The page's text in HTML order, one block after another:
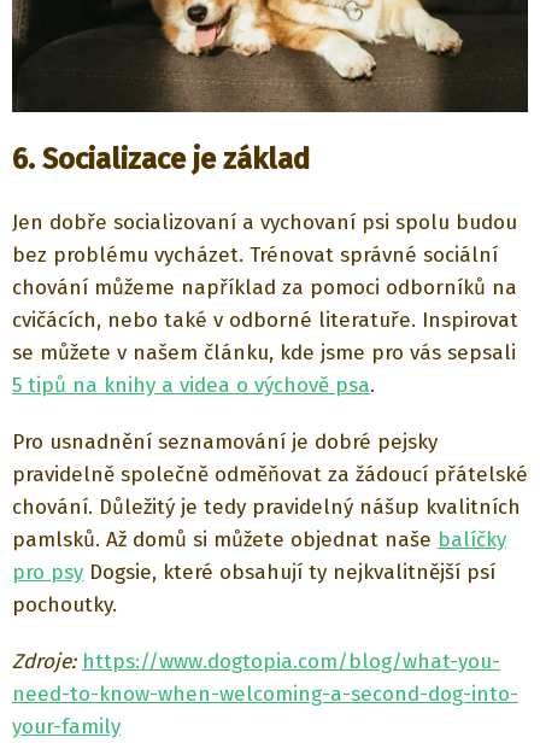
6. Socializace je základ
Jen dobře socializovaní a vychovaní psi spolu budou
bez problému vycházet. Trénovat správné sociální
chování můžeme například za pomoci odborníků na
cvičácích, nebo také v odborné literatuře. Inspirovat
se můžete v našem článku, kde jsme pro vás sepsali
5 tipů na knihy a videa o výchově psa.
Pro usnadnění seznamování je dobré pejsky
pravidelně společně odměňovat za žádoucí přátelské
chování. Důležitý je tedy pravidelný nášup kvalitních
pamlsků. Až domů si můžete objednat naše balíčky
pro psy Dogsie, které obsahují ty nejkvalitnější psí
pochoutky.
Zdroje: https://www.dogtopia.com/blog/what-you-
need-to-know-when-welcoming-a-second-dog-into-
your-family